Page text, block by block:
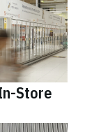
Store